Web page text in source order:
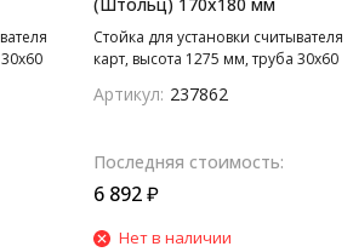
Стойка для установки считывателя
карт, высота 1275 мм, труба 30х60
мм, пластиковая площадка (с
Артикул: 237862
Последняя стоимость:
6 892₽
Нет в наличии